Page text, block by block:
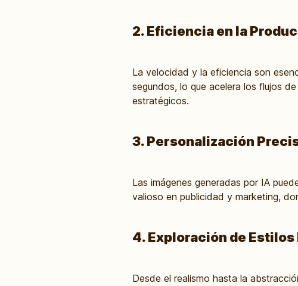
2. Eficiencia en la
La velocidad y la eficiencia son
segundos, lo que acelera los flujos
estratégicos.
3. Personalización
Las imágenes generadas por IA
valioso en publicidad y marketing,
4. Exploración de
Desde el realismo hasta la